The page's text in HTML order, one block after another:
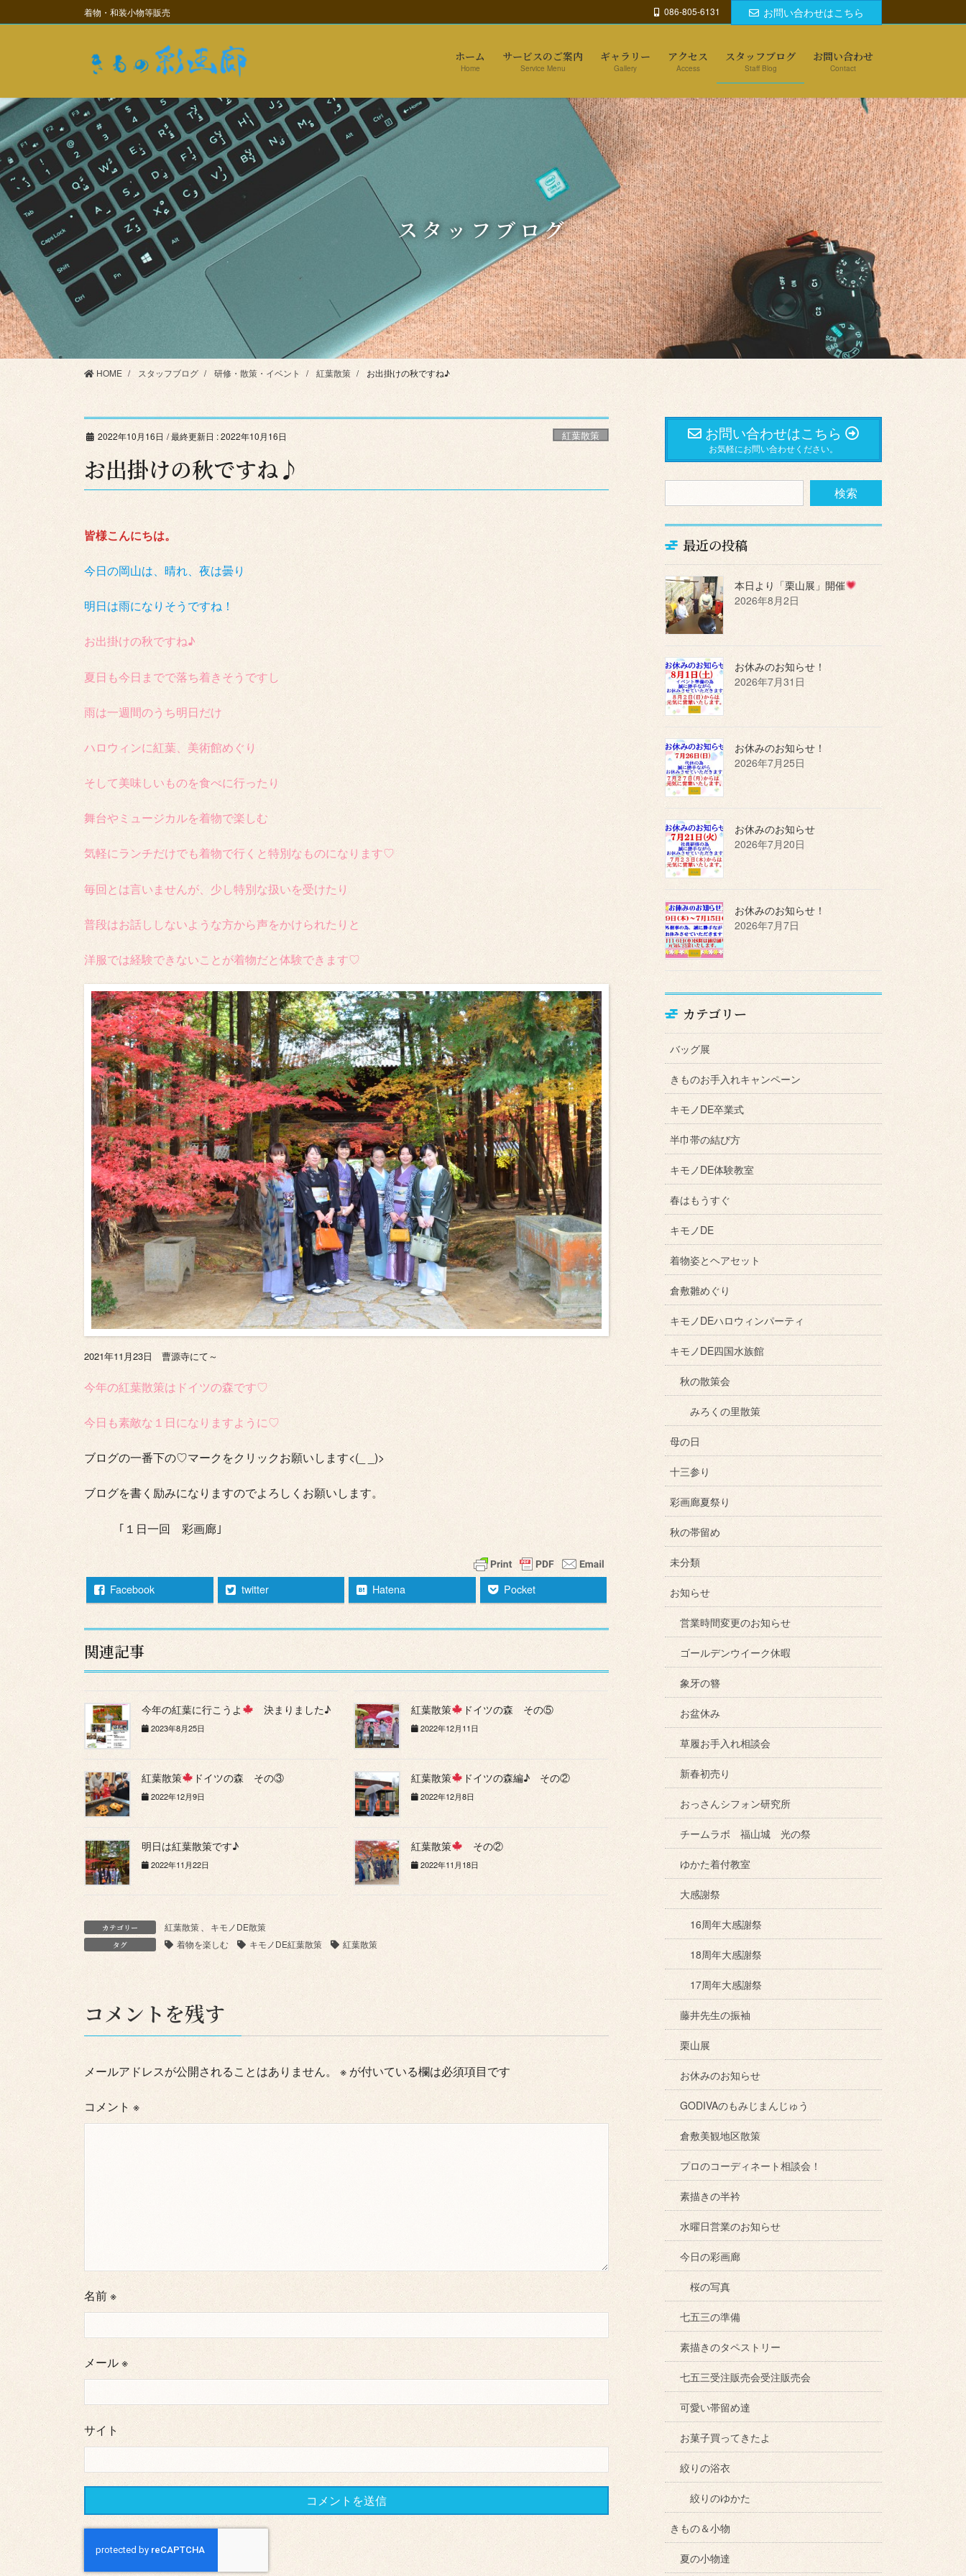
ン
に
移
ビ
ョ
ン
移
動
着物・和装小物等販売 086-805-6131 お問い合わせはこちら
ホーム
Home
サービスのご案内
Service Menu
ギャラリー
Gallery
アクセス
Access
スタッフブログ
Staff Blog
お問い合わせ
Contact
スタッフブログ
HOME スタッフブログ 研修・散策・イベント 紅葉散策 お出掛けの秋ですね♪
2022年10月16日 / 最終更新日 :2022年10月16日 紅葉散策
お出掛けの秋ですね♪
皆様こんにちは。
今日の岡山は、晴れ、夜は曇り
明日は雨になりそうですね！
お出掛けの秋ですね♪
夏日も今日までで落ち着きそうですし
雨は一週間のうち明日だけ
ハロウィンに紅葉、美術館めぐり
そして美味しいものを食べに行ったり
舞台やミュージカルを着物で楽しむ
気軽にランチだけでも着物で行くと特別なものになります♡
毎回とは言いませんが、少し特別な扱いを受けたり
普段はお話ししないような方から声をかけられたりと
洋服では経験できないことが着物だと体験できます♡
2021年11月23日 曹源寺にて～
今年の紅葉散策はドイツの森です♡
今日も素敵な１日になりますように♡
ブログの一番下の♡マークをクリックお願いします<(_ _)>
ブログを書く励みになりますのでよろしくお願いします。
｢１日一回 彩画廊｣
Facebook twitter Hatena Pocket
関連記事
今年の紅葉に行こうよ 決まりました♪
2023年8月25日
紅葉散策 ドイツの森 その⑤
2022年12月11日
紅葉散策 ドイツの森 その③
2022年12月9日
紅葉散策 ドイツの森編♪ その②
2022年12月8日
明日は紅葉散策です♪
2022年11月22日
紅葉散策 その②
2022年11月18日
カテゴリー 紅葉散策、 キモノDE散策
タグ 着物を楽しむ キモノDE紅葉散策 紅葉散策
コメントを残す
メールアドレスが公開されることはありません。 ※ が付いている欄は必須項目です
コメント ※
名前※
メール※
サイト
お問い合わせはこちら
お気軽にお問い合わせください。
最近の投稿
本日より「栗山展」開催
2026年8月2日
お休みのお知らせ！
2026年7月31日
お休みのお知らせ！
2026年7月25日
お休みのお知らせ
2026年7月20日
お休みのお知らせ！
2026年7月7日
カテゴリー
バッグ展
きものお手入れキャンペーン
キモノDE卒業式
半巾帯の結び方
キモノDE体験教室
春はもうすぐ
キモノDE
着物姿とヘアセット
倉敷雛めぐり
キモノDEハロウィンパーティ
キモノDE四国水族館
秋の散策会
みろくの里散策
母の日
十三参り
彩画廊夏祭り
秋の帯留め
未分類
お知らせ
営業時間変更のお知らせ
ゴールデンウイーク休暇
象牙の簪
お盆休み
草履お手入れ相談会
新春初売り
おっさんシフォン研究所
チームラボ 福山城 光の祭
ゆかた着付教室
大感謝祭
16周年大感謝祭
18周年大感謝祭
17周年大感謝祭
藤井先生の振袖
栗山展
お休みのお知らせ
GODIVAのもみじまんじゅう
倉敷美観地区散策
プロのコーディネート相談会！
素描きの半衿
水曜日営業のお知らせ
今日の彩画廊
桜の写真
七五三の準備
素描きのタペストリー
七五三受注販売会受注販売会
可愛い帯留め達
お菓子買ってきたよ
絞りの浴衣
絞りのゆかた
きもの＆小物
夏の小物達